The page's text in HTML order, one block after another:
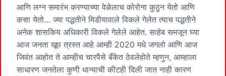
आणि लग्न समारंभ करण्याच्या वेळेलाच कोरोना कुठुन येतो आणि
कसा येतो… ज्या पद्धतीने मिडीयावाले विकले गेलेत त्याच पद्धतीने
अनेक शासकिय अधिकारी विकले गेलेले आहेत. साहेब समजून घ्या
आज जनता खूप त्रस्त आहे आम्ही 2020 मधे जगलो आणि आज
जिवंत आहोत ते आम्हीच चारपैसे बँकेत ठेवलेहोते म्हणुन, आम्हाला
साधारण जनतेला कुणी धान्याची कीटही दिली जात नाही कारण